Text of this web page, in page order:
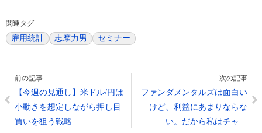
関連タグ
雇用統計 志摩力男 セミナー
前の記事
【今週の見通し】米ドル/円は
小動きを想定しながら押し目
買いを狙う戦略…
次の記事
ファンダメンタルズは面白い
けど、利益にあまりならな
い。だから私はチャ…